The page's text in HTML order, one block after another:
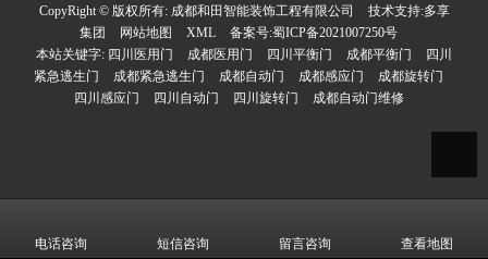
CopyRight © 版权所有: 成都和田智能装饰工程有限公司 技术支持:多享
集团
网站地图 XML 备案号:蜀ICP备2021007250号
本站关键字: 四川医用门 成都医用门 四川平衡门 成都平衡门
四川
紧急逃生门
成都紧急逃生门 成都自动门 成都感应门
成都旋转门
四川感应门
四川自动门 四川旋转门 成都自动门维修
电话咨询 短信咨询 留言咨询 查看地图